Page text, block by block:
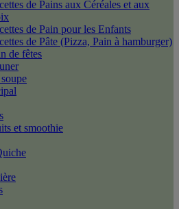
de Pains aux Céréales et aux
de Pain pour les Enfants
de Pâte (Pizza, Pain à hamburger)
de fêtes
et smoothie